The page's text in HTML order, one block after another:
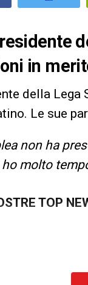
in
della
Le sue
non ha
molto
TOP